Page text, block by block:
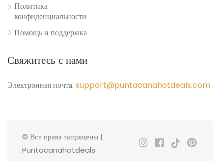
Политика
конфиденциальности
Помощь и поддержка
Свяжитесь с нами
Электронная почта: support@puntacanahotdeals.com
© Все права защищены |
Puntacanahotdeals